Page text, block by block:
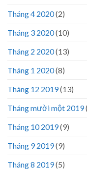
Tháng 4 2020(2)
Tháng 3 2020(10)
Tháng 2 2020(13)
Tháng 1 2020(8)
Tháng 12 2019(13)
Tháng mười một 2019
Tháng 10 2019(9)
Tháng 9 2019(9)
Tháng 8 2019(5)